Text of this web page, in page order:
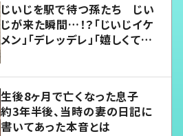
じいじを駅で待つ孫たち じい
じが来た瞬間…！？「じいじイケ
メン」「デレッデレ」「嬉しくて可
生後8ヶ月で亡くなった息子
約3年半後、当時の妻の日記に
書いてあった本音とは